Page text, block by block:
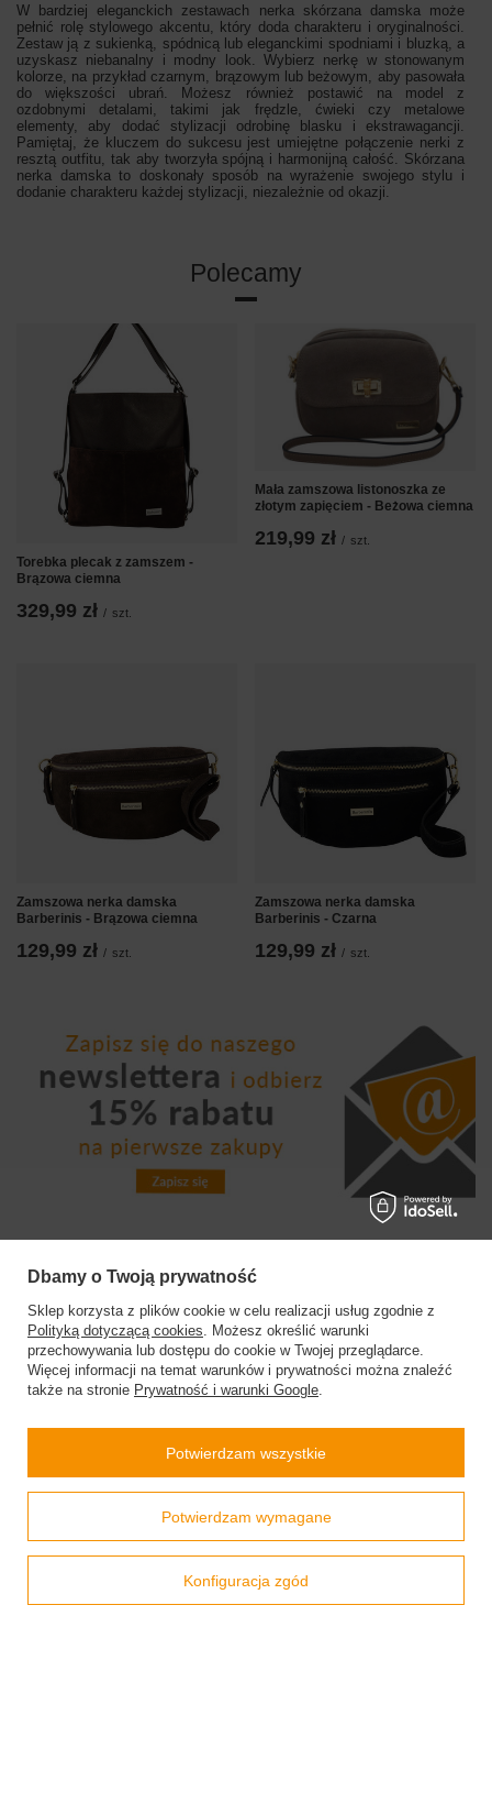
W bardziej eleganckich zestawach nerka skórzana damska może
pełnić rolę stylowego akcentu, który doda charakteru i oryginalności.
Zestaw ją z sukienką, spódnicą lub eleganckimi spodniami i bluzką, a
uzyskasz niebanalny i modny look. Wybierz nerkę w stonowanym
kolorze, na przykład czarnym, brązowym lub beżowym, aby pasowała
do większości ubrań. Możesz również postawić na model z
ozdobnymi detalami, takimi jak frędzle, ćwieki czy metalowe
elementy, aby dodać stylizacji odrobinę blasku i ekstrawagancji.
Pamiętaj, że kluczem do sukcesu jest umiejętne połączenie nerki z
resztą outfitu, tak aby tworzyła spójną i harmonijną całość. Skórzana
nerka damska to doskonały sposób na wyrażenie swojego stylu i
dodanie charakteru każdej stylizacji, niezależnie od okazji.
Polecamy
Torebka plecak z zamszem -
Brązowa ciemna
329,99 zł / szt.
Mała zamszowa listonoszka ze
złotym zapięciem - Beżowa ciemna
219,99 zł / szt.
Zamszowa nerka damska
Barberinis - Brązowa ciemna
129,99 zł / szt.
Zamszowa nerka damska
Barberinis - Czarna
129,99 zł / szt.
Zamówienia
Status zamówienia
Chcę zareklamować produkt
Chcę odstąpić od umowy
Chcę wymienić produkt
Kontakt
Dbamy o Twoją prywatność
Sklep korzysta z plików cookie w celu realizacji usług zgodnie z
Polityką dotyczącą cookies. Możesz określić warunki
przechowywania lub dostępu do cookie w Twojej przeglądarce.
Więcej informacji na temat warunków i prywatności można znaleźć
także na stronie Prywatność i warunki Google.
Potwierdzam wymagane
Konfiguracja zgód
Potwierdzam wszystkie